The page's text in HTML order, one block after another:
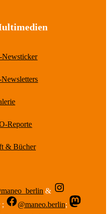
Reporte
& Bücher
&
; @maneo.berlin;